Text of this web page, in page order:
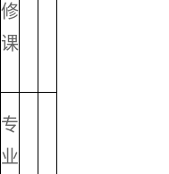
修
课
专
业